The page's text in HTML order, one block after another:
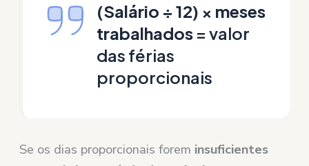
(Salário ÷ 12) × meses
trabalhados = valor
das férias
proporcionais
Se os dias proporcionais forem insuficientes